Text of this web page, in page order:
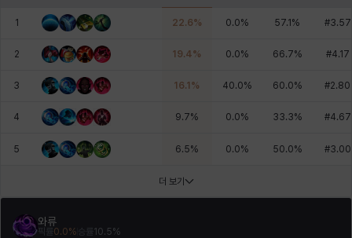
1 22.6% 0.0% 57.1 % #3.57
2 19.4% 0.0% 66.7% #4.17
3 16.1 % 40.0% 60.0% #2.80
4 9.7% 0.0% 33.3% #4.67
5 6.5% 0.0% 50.0% #3.00
더 보기
와류
픽률 0.0% 승률 10.5%